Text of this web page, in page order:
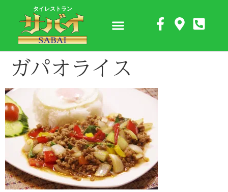
タイレストラン
ガパオライス